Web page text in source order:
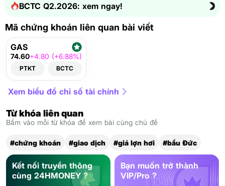
BCTC Q2.2026: xem ngay!
Mã chứng khoán liên quan bài viết
GAS
74.60+4.80 (+6.88%)
PTKT BCTC
Xem biểu đồ chỉ số tài chính
Từ khóa liên quan
Bấm vào mỗi từ khóa để xem bài cùng chủ đề
#chứng khoán #giao dịch #giá lợn hơi #bầu Đức
Kết nối truyền thông
cùng 24HMONEY ?
Bạn muốn trở thành
VIP/Pro ?